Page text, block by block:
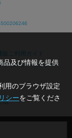
通販ご利用ガイド
ライバシーポリシー
品及び情報を提供
用のブラウザ設定
シーをご覧くださ